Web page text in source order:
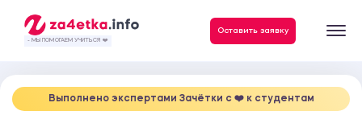
- МЫ ПОМОГАЕМ УЧИТЬСЯ ❤️
Оставить заявку
Выполнено экспертами Зачётки c ❤️ к студентам